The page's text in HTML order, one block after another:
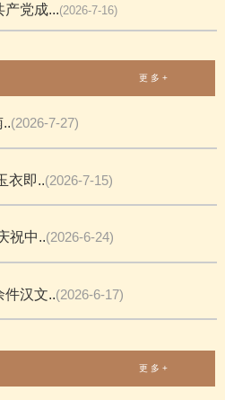
产党成...(2026-7-16)
更 多 +
(2026-7-27)
衣即..(2026-7-15)
祝中..(2026-6-24)
件汉文..(2026-6-17)
更 多 +